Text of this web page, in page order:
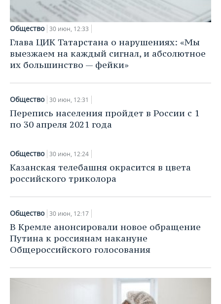
ХОККЕЙ С МЯЧОМ
ПРОИСШЕСТВИЯ
Общество 30 июн, 12:33
Глава ЦИК Татарстана о нарушениях: «Мы
выезжаем на каждый сигнал, и абсолютное
их большинство — фейки»
Общество 30 июн, 12:31
Перепись населения пройдет в России с 1
по 30 апреля 2021 года
Общество 30 июн, 12:24
Казанская телебашня окрасится в цвета
российского триколора
Общество 30 июн, 12:17
В Кремле анонсировали новое обращение
Путина к россиянам накануне
Общероссийского голосования